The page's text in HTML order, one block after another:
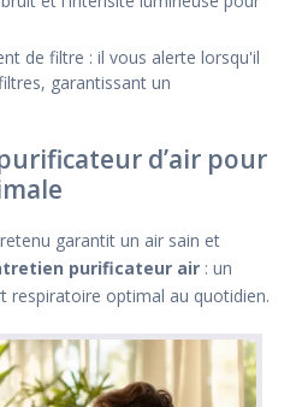
de filtre : il vous alerte lorsqu'il
garantissant un
d’air pour
garantit un air sain et
purificateur air : un
respiratoire optimal au quotidien.